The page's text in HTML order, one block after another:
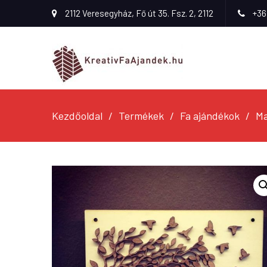
2112 Veresegyház, Fő út 35. Fsz. 2, 2112
Kezdőoldal Termékek Fa ajándékok